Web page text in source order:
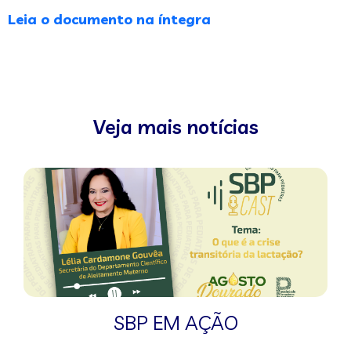
Leia o documento na íntegra
Veja mais notícias
SBP EM AÇÃO